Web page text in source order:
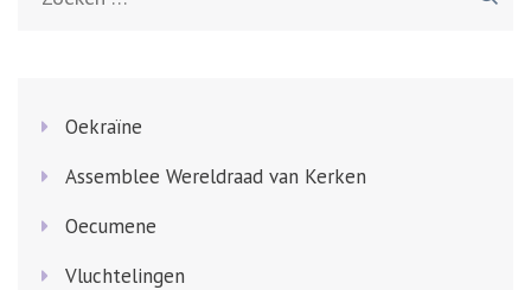
Oekraïne
Assemblee Wereldraad van Kerken
Oecumene
Vluchtelingen